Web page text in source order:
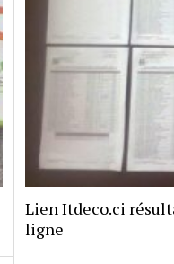
Lien Itdeco.ci
ligne